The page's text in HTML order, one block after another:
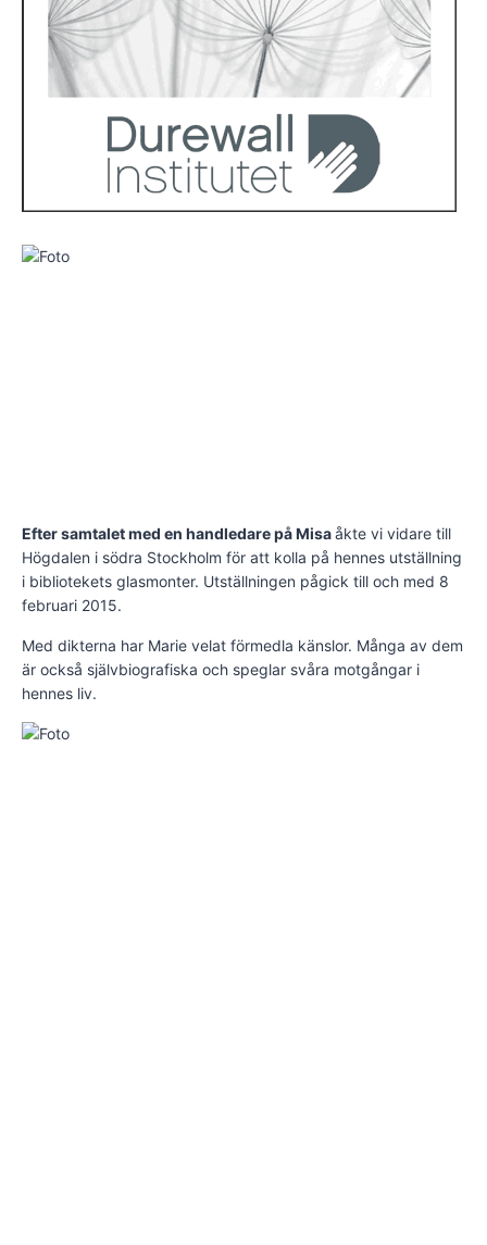
Efter samtalet med en handledare på Misaåkte vi vidare till
Högdalen i södra Stockholm för att kolla på hennes utställning
i bibliotekets glasmonter. Utställningen pågick till och med 8
februari 2015.
Med dikterna har Marie velat förmedla känslor. Många av dem
är också självbiografiska och speglar svåra motgångar i
hennes liv.